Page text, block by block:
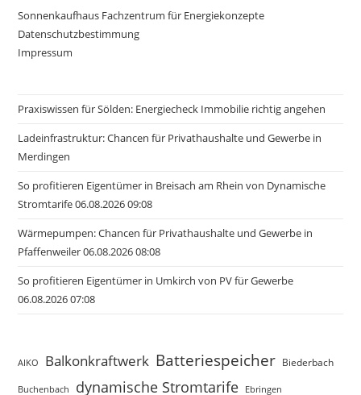
Sonnenkaufhaus Fachzentrum für Energiekonzepte
Datenschutzbestimmung
Impressum
Praxiswissen für Sölden: Energiecheck Immobilie richtig angehen
Ladeinfrastruktur: Chancen für Privathaushalte und Gewerbe in
Merdingen
So profitieren Eigentümer in Breisach am Rhein von Dynamische
Stromtarife 06.08.2026 09:08
Wärmepumpen: Chancen für Privathaushalte und Gewerbe in
Pfaffenweiler 06.08.2026 08:08
So profitieren Eigentümer in Umkirch von PV für Gewerbe
06.08.2026 07:08
AIKO Balkonkraftwerk Batteriespeicher Biederbach
Buchenbach dynamische Stromtarife Ebringen